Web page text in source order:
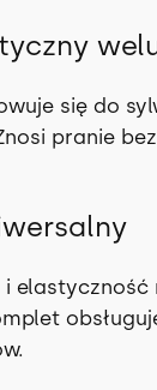
się do
pranie
elastyczność